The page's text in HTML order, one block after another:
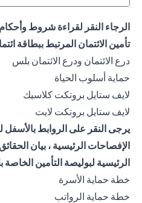
الرجاء النقر لقراءة شروط
تأمين الائتمان المرتبط ببطاقة
درع الائتمان ودرع الائتمان بلس
حماية أسلوب الحياة
لايف ستايل بروتكت كلاسيك
لايف ستايل بروتكت لايت
يرجى النقر على الروابط بالأسفل
الإفصاحات الرئيسية ، بيان
الرئيسية لبوليصة التأمين الخاصة
خطة حماية الأسرة
خطة حماية الرواتب